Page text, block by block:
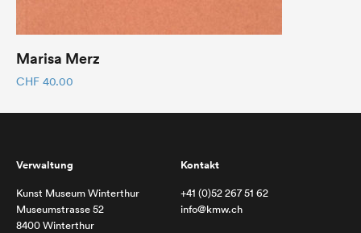
Marisa Merz
CHF 40.00
Verwaltung
Kunst Museum Winterthur
Museumstrasse 52
8400 Winterthur
Kontakt
+41 (0)52 267 51 62
info@kmw.ch